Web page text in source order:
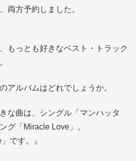
両方予約しました。
もっとも好きなベスト・トラック
アルバムはどれでしょうか。
な曲は、シングル「マンハッタ
グ「Miracle Love」。
です。』